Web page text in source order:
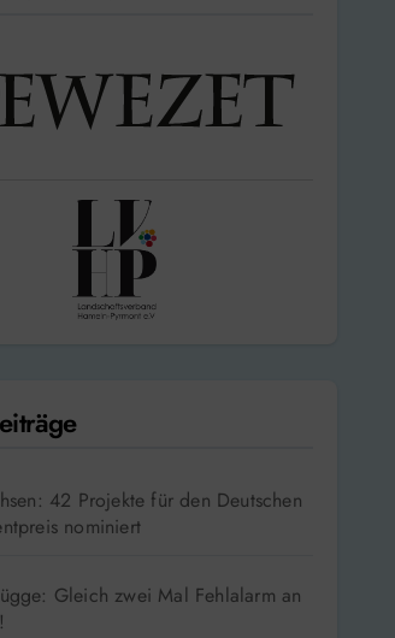
42 Projekte für den Deutschen
nominiert
Gleich zwei Mal Fehlalarm an